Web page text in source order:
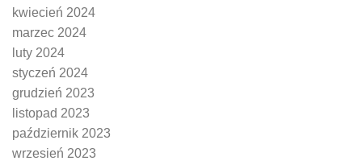
kwiecień 2024
marzec 2024
luty 2024
styczeń 2024
grudzień 2023
listopad 2023
październik 2023
wrzesień 2023